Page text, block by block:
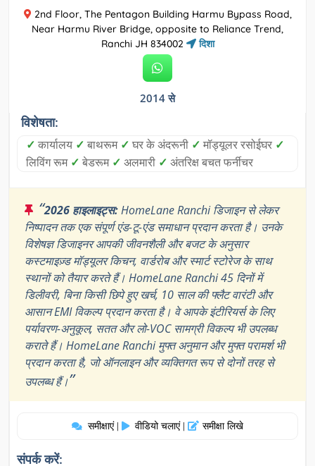
2nd Floor, The Pentagon Building Harmu Bypass Road,
Near Harmu River Bridge, opposite to Reliance Trend,
Ranchi JH 834002
दिशा
2014 से
विशेषता:
✓ कार्यालय ✓ बाथरूम ✓ घर के अंदरूनी ✓ मॉड्यूलर रसोईघर ✓
लिविंग रूम ✓ बेडरूम ✓ अलमारी ✓ अंतरिक्ष बचत फर्नीचर
“2026 हाइलाइट्स:HomeLane Ranchi डिजाइन से लेकर
निष्पादन तक एक संपूर्ण एंड-टू-एंड समाधान प्रदान करता है। उनके
विशेषज्ञ डिजाइनर आपकी जीवनशैली और बजट के अनुसार
कस्टमाइज़्ड मॉड्यूलर किचन, वार्डरोब और स्मार्ट स्टोरेज के साथ
स्थानों को तैयार करते हैं। HomeLane Ranchi 45 दिनों में
डिलीवरी, बिना किसी छिपे हुए खर्च, 10 साल की फ्लैट वारंटी और
आसान EMI विकल्प प्रदान करता है। वे आपके इंटीरियर्स के लिए
पर्यावरण-अनुकूल, सतत और लो-VOC सामग्री विकल्प भी उपलब्ध
कराते हैं। HomeLane Ranchi मुफ्त अनुमान और मुफ्त परामर्श भी
प्रदान करता है, जो ऑनलाइन और व्यक्तिगत रूप से दोनों तरह से
उपलब्ध हैं।”
समीक्षाएं | वीडियो चलाएं | समीक्षा लिखे
संपर्क करें: